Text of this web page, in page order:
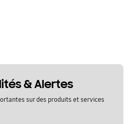
& Alertes
sur des produits et services